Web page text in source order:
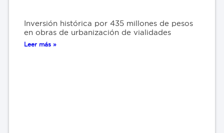
Inversión histórica por 435 millones de pesos
en obras de urbanización de vialidades
Leer más »